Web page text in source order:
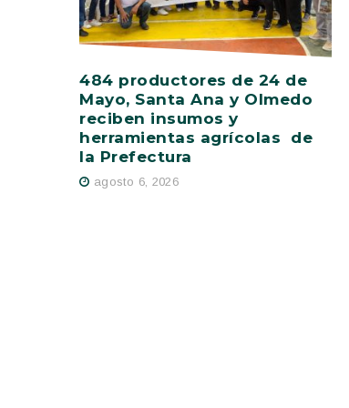
484 productores de 24 de
Mayo, Santa Ana y Olmedo
reciben insumos y
herramientas agrícolas de
la Prefectura
agosto 6, 2026